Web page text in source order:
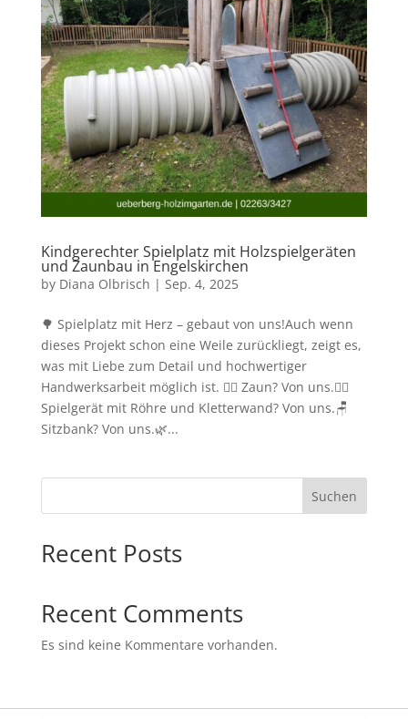
Kindgerechter Spielplatz mit Holzspielgeräten
und Zaunbau in Engelskirchen
by Diana Olbrisch | Sep. 4, 2025
🌳 Spielplatz mit Herz – gebaut von uns!Auch wenn
dieses Projekt schon eine Weile zurückliegt, zeigt es,
was mit Liebe zum Detail und hochwertiger
Handwerksarbeit möglich ist. 👷‍♂️ Zaun? Von uns.🧗‍♀️
Spielgerät mit Röhre und Kletterwand? Von uns.🪑
Sitzbank? Von uns.🌿...
Suchen
Recent Posts
Recent Comments
Es sind keine Kommentare vorhanden.